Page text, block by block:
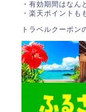
・有効期間はなん
・楽天ポイントも
トラベルクーポン